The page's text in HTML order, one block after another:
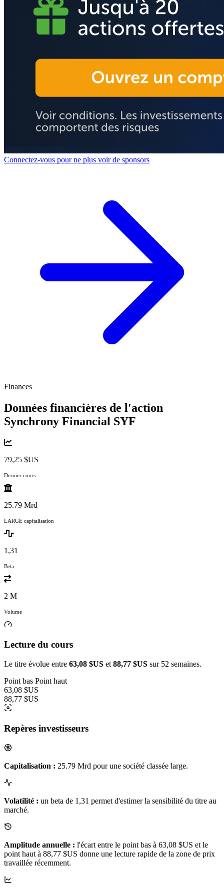
Connectez-vous pour ne plus voir de sponsors
Finances
Données financières de l'action
Synchrony Financial SYF
79,25 $US
Dernier cours
25.79 Mrd
LARGE capitalisation
1,31
Beta
2 M
Volume
Lecture du cours
Le titre évolue entre 63,08 $US et 88,77 $US sur 52 semaines.
Point bas Point haut
63,08 $US
88,77 $US
Repères investisseurs
Capitalisation : 25.79 Mrd pour une société classée large.
Volatilité : un beta de 1,31 permet d'estimer la sensibilité du titre au
marché.
Amplitude annuelle : l'écart entre le point bas à 63,08 $US et le
point haut à 88,77 $US donne une lecture rapide de la zone de prix
travaillée récemment.